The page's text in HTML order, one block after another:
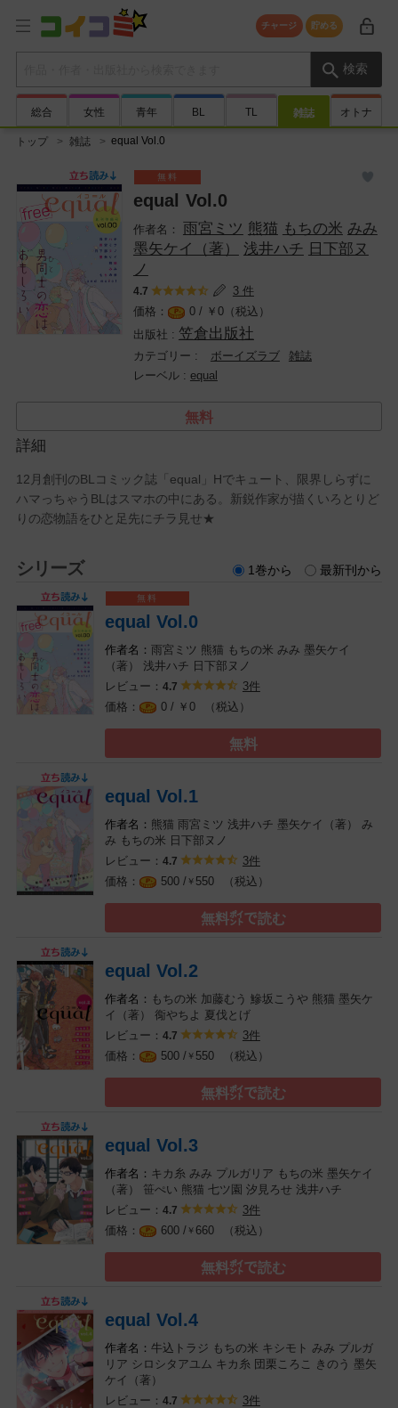
チャージ 貯める
検索
総合 女性 青年 BL TL 雑誌 オトナ
トップ 雑誌 equal Vol.0
equal Vol.0
雨宮ミツ 熊猫 もちの米 みみ
墨矢ケイ（著）
浅井ハチ 日下部ヌ
ノ
4.7
3 件
0 / ￥ 0（税込）
笠倉出版社
ボーイズラブ
雑誌
equal
無料
詳細
12月創刊のBLコミック誌「equal」Hでキュート、限界しらずに
ハマっちゃうBLはスマホの中にある。新鋭作家が描くいろとりど
りの恋物語をひと足先にチラ見せ★
シリーズ 1巻から 最新刊から
equal Vol.0
雨宮ミツ 熊猫 もちの米 みみ 墨矢ケイ
（著）
浅井ハチ 日下部ヌノ
レビュー： 4.7
3件
0 / ￥ 0 （税込）
無料
equal Vol.1
熊猫 雨宮ミツ 浅井ハチ 墨矢ケイ（著）
み
み もちの米 日下部ヌノ
レビュー： 4.7
3件
500 / ￥ 550 （税込）
無料㌽で読む
equal Vol.2
もちの米 加藤むう 鰺坂こうや 熊猫 墨矢ケ
イ（著）
鵆やちよ 夏伐とげ
レビュー： 4.7
3件
500 / ￥ 550 （税込）
無料㌽で読む
equal Vol.3
キカ糸 みみ プルガリア もちの米 墨矢ケイ
（著）
笹ぺい 熊猫 七ツ園 汐見ろせ 浅井ハチ
レビュー： 4.7
3件
600 / ￥ 660 （税込）
無料㌽で読む
equal Vol.4
牛込トラジ もちの米 キシモト みみ プルガ
リア シロシタアユム キカ糸 団栗ころこ きのう 墨矢
ケイ（著）
レビュー： 4.7
3件